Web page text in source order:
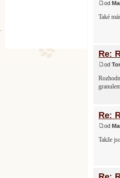
od
Také
Re:
od
Re:
od
Takže